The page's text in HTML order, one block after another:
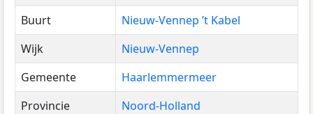
Buurt
Nieuw-Vennep ’t Kabel
Wijk
Nieuw-Vennep
Gemeente
Haarlemmermeer
Provincie
Noord-Holland